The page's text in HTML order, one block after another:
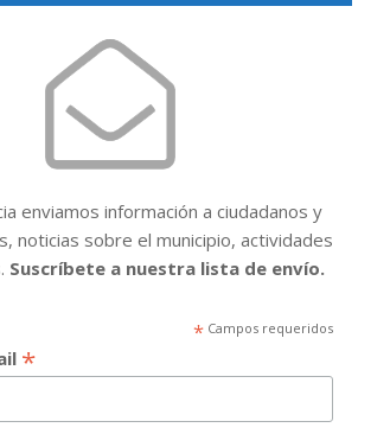
enviamos información a ciudadanos y
noticias sobre el municipio, actividades
Suscríbete a nuestra lista de envío.
* Campos requeridos
*